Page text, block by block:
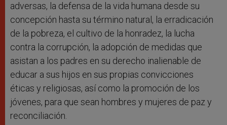
adversas, la defensa de la vida humana desde su
concepción hasta su término natural, la erradicación
de la pobreza, el cultivo de la honradez, la lucha
contra la corrupción, la adopción de medidas que
asistan a los padres en su derecho inalienable de
educar a sus hijos en sus propias convicciones
éticas y religiosas, así como la promoción de los
jóvenes, para que sean hombres y mujeres de paz y
reconciliación.